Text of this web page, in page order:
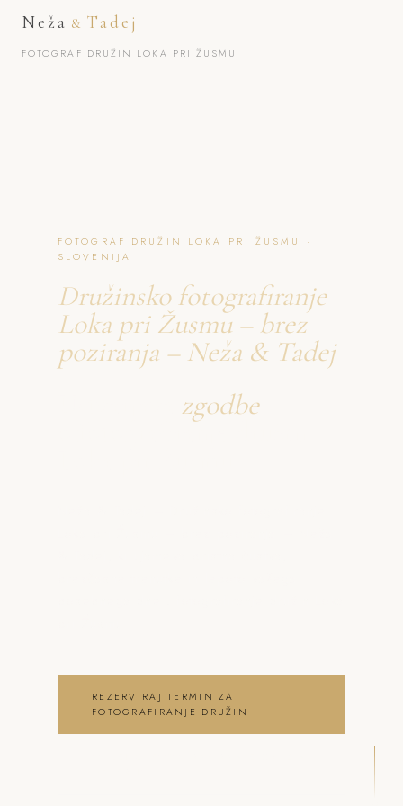
Neža & Tadej
FOTOGRAF DRUŽIN LOKA PRI ŽUSMU
FOTOGRAF DRUŽIN LOKA PRI ŽUSMU ·
SLOVENIJA
Družinsko fotografiranje
Loka pri Žusmu – brez
poziranja – Neža & Tadej
zgodbe
o fotografiranje družin
REZERVIRAJ TERMIN ZA
FOTOGRAFIRANJE DRUŽIN